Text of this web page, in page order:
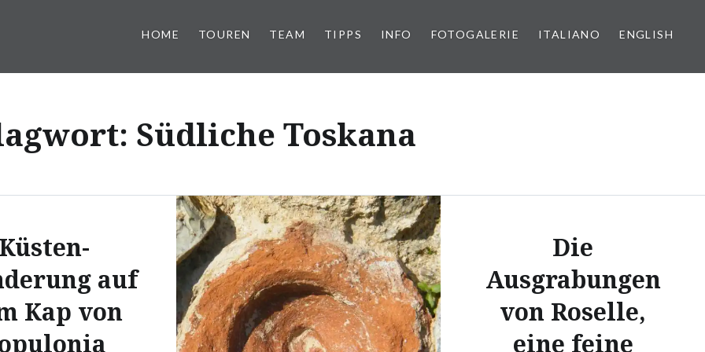
HOME TOUREN TEAM TIPPS INFO FOTOGALERIE ITALIANO ENGLISH
Südliche Toskana
Küsten-
auf
Kap von
Die
Ausgrabungen
von Roselle,
eine feine